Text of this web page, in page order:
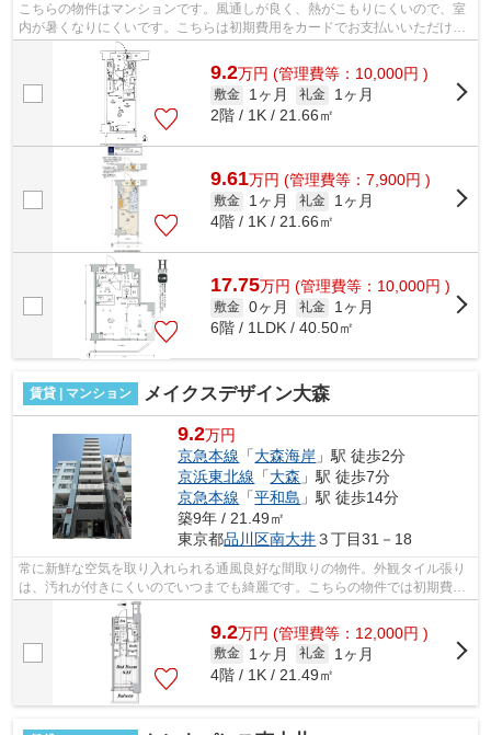
こちらの物件はマンションです。風通しが良く、熱がこもりにくいので、室
内が暑くなりにくいです。こちらは初期費用をカードでお支払いいただける
物件なので、支払い手続きの手間が省...
9.2万円 (管理費等：10,000円 )
敷金 1ヶ月 礼金
1ヶ月
2階 / 1K / 21.66㎡
9.61万円 (管理費等：7,900円 )
敷金 1ヶ月 礼金
1ヶ月
4階 / 1K / 21.66㎡
17.75万円 (管理費等：10,000円 )
敷金 0ヶ月 礼金
1ヶ月
6階 / 1LDK / 40.50㎡
賃貸 | マンション メイクスデザイン大森
9.2万円
京急本線 「大森海岸 」駅 徒歩2分
京浜東北線 「大森 」駅 徒歩7分
京急本線 「平和島 」駅 徒歩14分
築9年 / 21.49㎡
東京都品川区南大井３丁目31－18
常に新鮮な空気を取り入れられる通風良好な間取りの物件。外観タイル張り
は、汚れが付きにくいのでいつまでも綺麗です。こちらの物件では初期費用
をカードでお支払いいただけます。周...
9.2万円 (管理費等：12,000円 )
敷金 1ヶ月 礼金
1ヶ月
4階 / 1K / 21.49㎡